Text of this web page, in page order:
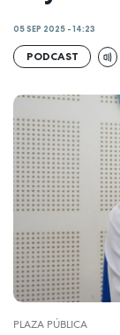
05 SEP 2025 - 14:23
PODCAST
PLAZA PÚBLICA